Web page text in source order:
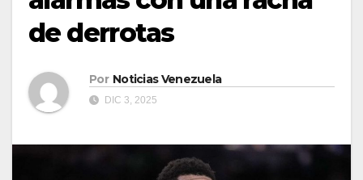
de derrotas
Por Noticias Venezuela
DIC 3, 2025